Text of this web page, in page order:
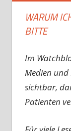
WARUM
BITTE
Im
Medien
sichtbar,
Patienten